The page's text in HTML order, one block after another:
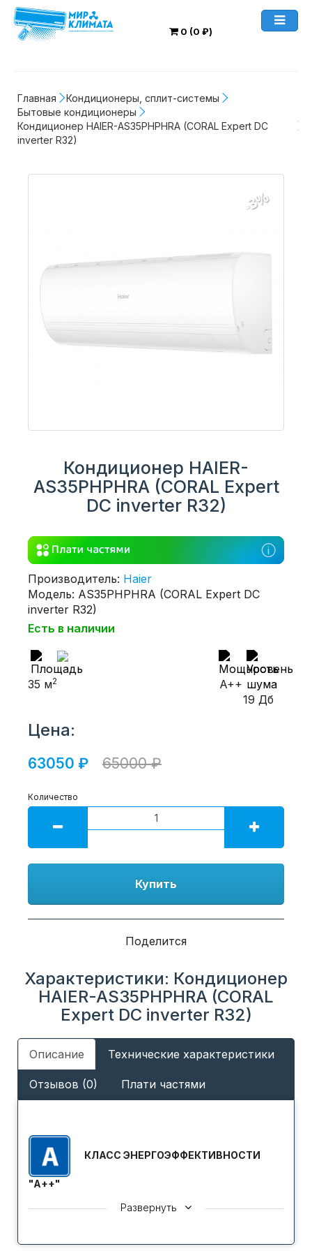
0 (0 ₽)
Главная
Кондиционеры, сплит-системы
Бытовые кондиционеры
Кондиционер HAIER-AS35PHPHRA (CORAL Expert DC
inverter R32)
-3%
Кондиционер HAIER-
AS35PHPHRA (CORAL Expert
DC inverter R32)
Производитель: Haier
Модель: AS35PHPHRA (CORAL Expert DC
inverter R32)
Есть в наличии
35 м2
A++
19 Дб
Цена:
63050 ₽ 65000 ₽
Количество
Купить
Поделится
Характеристики: Кондиционер
HAIER-AS35PHPHRA (CORAL
Expert DC inverter R32)
Описание Технические характеристики
Отзывов (0) Плати частями
КЛАСС ЭНЕРГОЭФФЕКТИВНОСТИ
"A++"
Кондиционеры отличаются высоким уровнем
классификацией Европейской Сертификационной
Развернуть